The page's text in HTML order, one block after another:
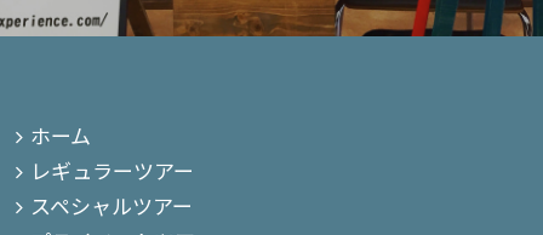
ホーム
レギュラーツアー
スペシャルツアー